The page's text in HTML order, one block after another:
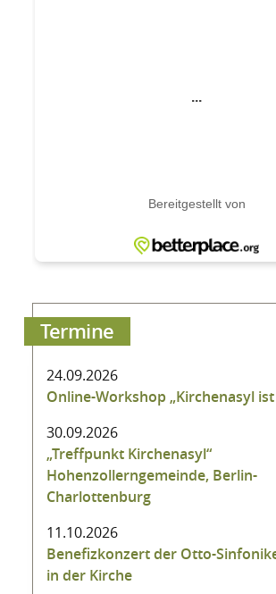
Termine
24.09.2026
Online-Workshop „Kirchenasyl
30.09.2026
„Treffpunkt Kirchenasyl“
Hohenzollerngemeinde, Berlin-
Charlottenburg
11.10.2026
Benefizkonzert der Otto-
in der Kirche